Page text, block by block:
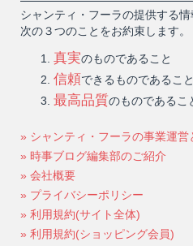
シャンティ・フーラの提供する
次の３つのことをお約束します。
真実のものであること
信頼できるものであること
最高品質のものであるこ
» シャンティ・フーラの事業運営
» 時事ブログ編集部のご紹介
» 会社概要
» プライバシーポリシー
» 利用規約(サイト全体)
» 利用規約(ショッピング会員)